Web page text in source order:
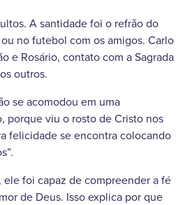
A santidade foi o refrão do
no futebol com os amigos. Carlo
e Rosário, contato com a Sagrada
outros.
se acomodou em uma
porque viu o rosto de Cristo nos
felicidade se encontra colocando
foi capaz de compreender a fé
de Deus. Isso explica por que